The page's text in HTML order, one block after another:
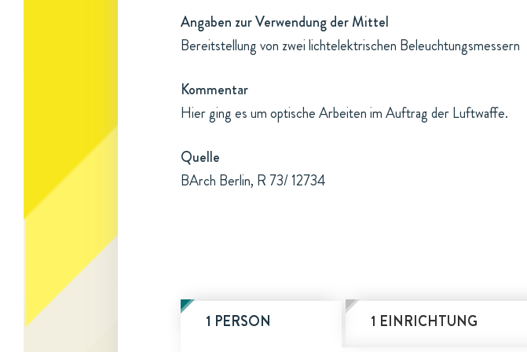
Angaben zur Verwendung der Mittel
Bereitstellung von zwei lichtelektrischen Beleuchtungsmessern
Kommentar
Hier ging es um optische Arbeiten im Auftrag der Luftwaffe.
Quelle
BArch Berlin, R 73/ 12734
1 PERSON 1 EINRICHTUNG